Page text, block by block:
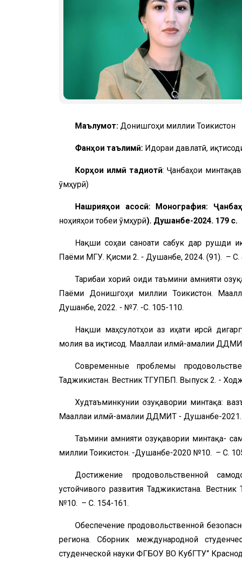
Маълумот: Донишгоҳи миллии Тоҷикистон
Фанҳои таълимӣ: Идораи давлатӣ,
Корҳои илмӣ тадқиқотӣ: Ҷанбаҳои
ҷӯмҳурӣ)
Нашрияҳои асосӣ: Монография:
ноҳияҳои тобеи ҷӯмҳурӣ). Душанбе-2024. 179 с.
Нақши соҳаи саноати сабук дар рушди
Паёми МГУ. Қисми 2. - Душанбе, 2024. (91). – С.
Таҷрибаи хориҷӣ оиди таъмини амнияти
Паёми Донишгоҳи миллии Тоҷикистон.
Душанбе, 2022. - №7. -С. 105-110.
Нақши маҳсулотҳои аз ҷиҳати ирсӣ
молия ва иқтисод. Маҷаллаи илмӣ-амалии
Современные проблемы
Таджикистан. Вестник ТГУПБП. Выпуск 2. -
Худтаъминкунии озуқавории минтақа:
Маҷаллаи илмӣ-амалии ДДМИТ - Душанбе-
Таъмини амнияти озуқавории минтақа-
миллии Тоҷикистон. -Душанбе-2020 №10. – С.
Достижение продовольственной
устойчивого развития Таджикистана.
№10. – С. 154-161.
Обеспечение продовольственной
региона. Сборник международной
студенческой науки ФГБОУ ВО КубГТУ”